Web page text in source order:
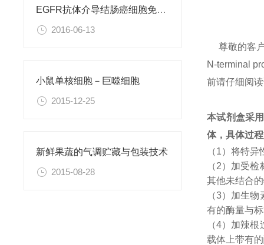
EGFR抗体介导结肠癌细胞免疫性凋亡
2016-06-13
小鼠单核细胞－巨噬细胞
2015-12-25
新鲜果蔬的气调贮藏与包装技术
2015-08-28
尊敬的客
N-terminal
前请仔细阅
本试剂盒采
体，具体过
（1）将特
（2）加受
其他未结合
（3）加生
有的酶量与
（4）加辣
载体上带有